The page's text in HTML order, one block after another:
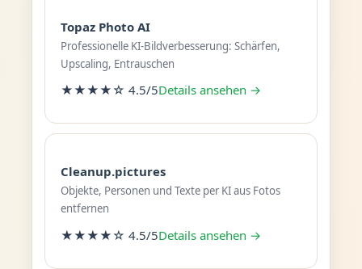
Topaz Photo AI
Professionelle KI-Bildverbesserung: Schärfen,
Upscaling, Entrauschen
★★★★☆ 4.5/5Details ansehen →
Cleanup.pictures
Objekte, Personen und Texte per KI aus Fotos
entfernen
★★★★☆ 4.5/5Details ansehen →